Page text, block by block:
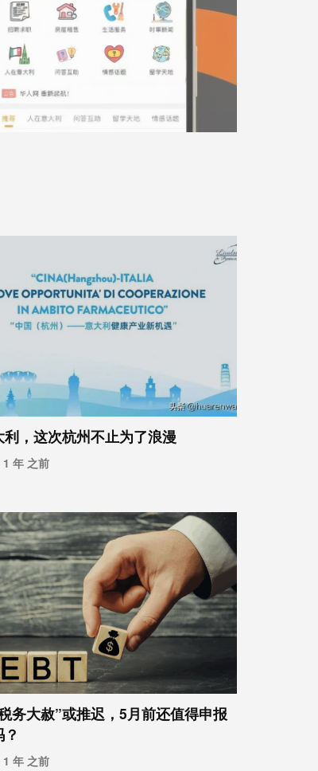
，这次杭州不止为了浪漫
1 年 之前
务大赦”或推迟，5月前还值得申报
1 年 之前